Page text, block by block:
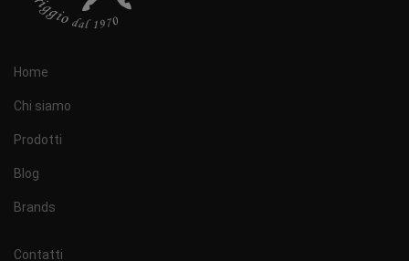
Home
Chi siamo
Prodotti
Blog
Brands
Contatti